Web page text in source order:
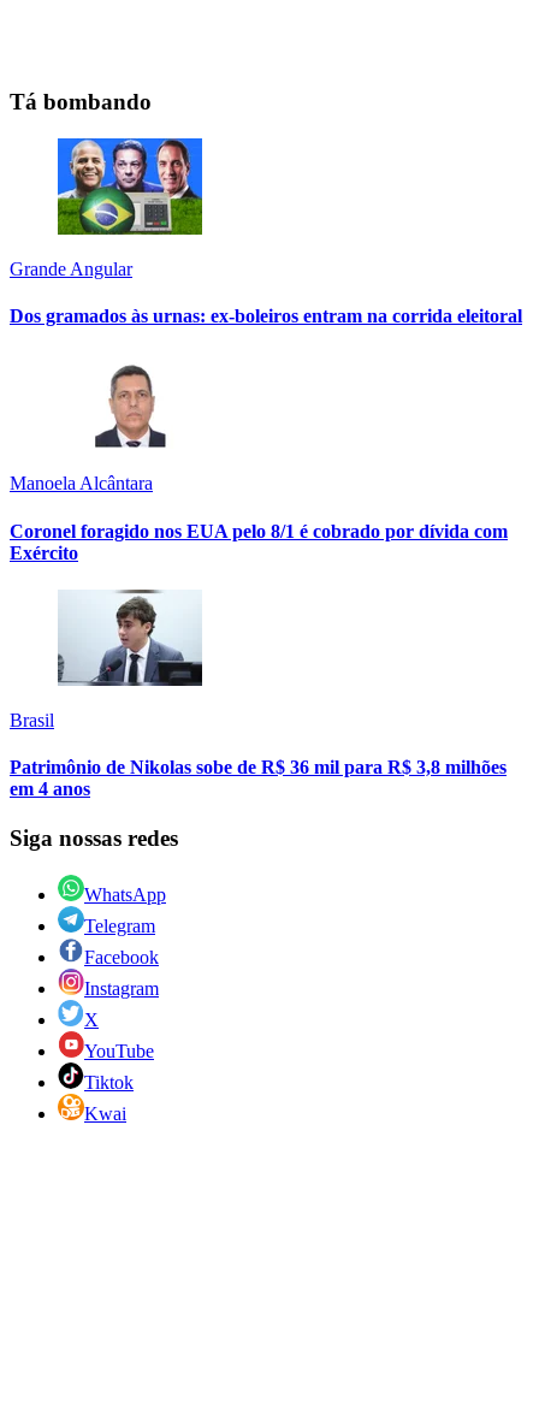
Tá bombando
Grande Angular
Dos gramados às urnas: ex-boleiros entram na corrida eleitoral
Manoela Alcântara
Coronel foragido nos EUA pelo 8/1 é cobrado por dívida com
Exército
Brasil
Patrimônio de Nikolas sobe de R$ 36 mil para R$ 3,8 milhões
em 4 anos
Siga nossas redes
WhatsApp
Telegram
Facebook
Instagram
X
YouTube
Tiktok
Kwai